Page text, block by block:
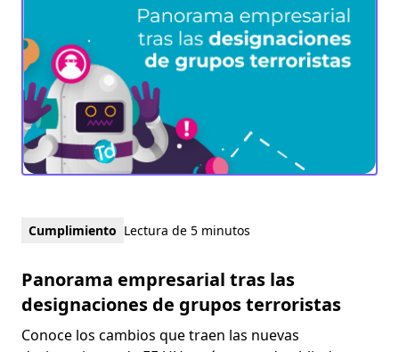
Cumplimiento Lectura de 5 minutos
Panorama empresarial tras las
designaciones de grupos terroristas
Conoce los cambios que traen las nuevas